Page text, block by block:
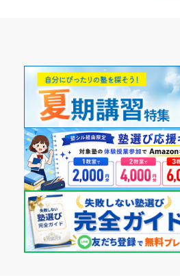
ご連絡いただけますと幸いでござ
引き続きよろしくお願いいたしま
※料金は口コミされた方が支払った金額の目
能性がございますので、詳しくは塾にお問い
オンライン個別指導塾 東大毎
志望校と合格状況
塾からの返信
この度は口コミのご投稿誠にあ
そして高評価をしていただき誠
す！
「メンターの方（先生）が受か
して下さるので、目的達成が出
す。」とのお言葉大変うれしく思
通年
通塾頻度
---
1日あたりの授業時間
---
月額料金
担当の先生がとても親身であり、毎
ため、環境は良いと言える。全く不
授業以外のサポート
(相談・面談、家庭学習のサポート、授業以外
勉強以外の質問にも答えてくれるた
チベーションや、将来への夢を膨ら
利用詳細
通塾期間
2024年1月〜通塾中 (投稿日時点)
入塾時の学年